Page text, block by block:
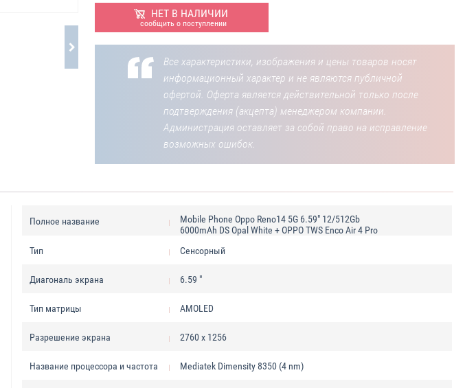
НЕТ В НАЛИЧИИ
сообщить о поступлении
Все характеристики, изображения и цены товаров носят
информационный характер и не являются публичной
офертой. Оферта является действительной только после
подтверждения (акцепта) менеджером компании.
Администрация оставляет за собой право на исправление
возможных ошибок.
Полное название
Mobile Phone Oppo Reno14 5G 6.59" 12/512Gb
6000mAh DS Opal White + OPPO TWS Enco Air 4 Pro
Тип
Сенсорный
Диагональ экрана 6.59 "
Тип матрицы AMOLED
Разрешение экрана 2760 х 1256
Название процессора и частота Mediatek Dimensity 8350 (4 nm)